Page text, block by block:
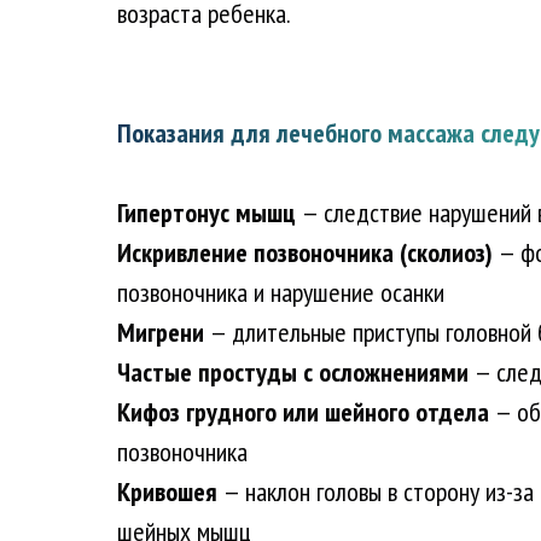
возраста ребенка.
Показания для лечебного массажа
Гипертонус мышц — следствие нарушений
Искривление позвоночника (сколиоз) —
позвоночника и нарушение осанки
Мигрени — длительные приступы головной
Частые простуды с осложнениями —
Кифоз грудного или шейного отдела —
позвоночника
Кривошея — наклон головы в сторону из-
шейных мышц